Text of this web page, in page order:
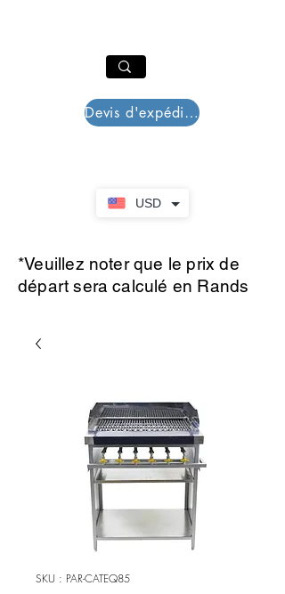
USD
Devis d'expédition
*Veuillez noter que le prix de
départ sera calculé en Rands
SKU : PAR-CATEQ85